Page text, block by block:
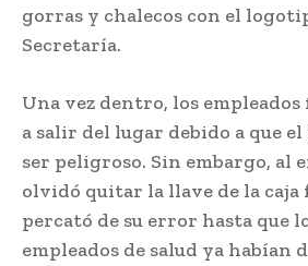
gorras y chalecos con el
Secretaría.
Una vez dentro, los
a salir del lugar debido a que
ser peligroso. Sin embargo, al
olvidó quitar la llave de la caja
percató de su error hasta que
empleados de salud ya habían